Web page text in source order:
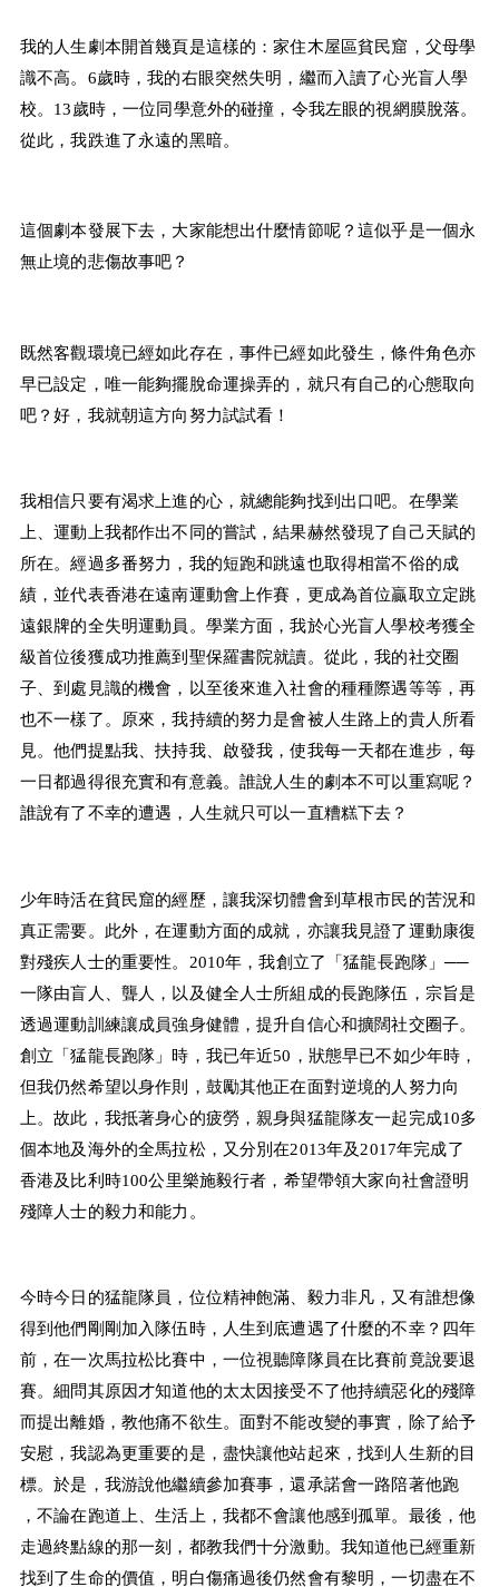
我的人生劇本開首幾頁是這樣的：家住木屋區貧民窟，父母學
識不高。 6歲時，我的右眼突然失明，繼而入讀了心光盲人學
校。 13歲時，一位同學意外的碰撞，令我左眼的視網膜脫落。
從此，我跌進了永遠的黑暗。
這個劇本發展下去，大家能想出什麼情節呢？這似乎是一個永
無止境的悲傷故事吧？
既然客觀環境已經如此存在，事件已經如此發生，條件角色亦
早已設定，唯一能夠擺脫命運操弄的，就只有自己的心態取向
吧？好，我就朝這方向努力試試看！
我相信只要有渴求上進的心，就總能夠找到出口吧。在學業
上、運動上我都作出不同的嘗試，結果赫然發現了自己天賦的
所在。經過多番努力，我的短跑和跳遠也取得相當不俗的成
績，並代表香港在遠南運動會上作賽，更成為首位贏取立定跳
遠銀牌的全失明運動員。學業方面，我於心光盲人學校考獲全
級首位後獲成功推薦到聖保羅書院就讀。從此，我的社交圈
子、到處見識的機會，以至後來進入社會的種種際遇等等，再
也不一樣了。原來，我持續的努力是會被人生路上的貴人所看
見。他們提點我、扶持我、啟發我，使我每一天都在進步，每
一日都過得很充實和有意義。誰說人生的劇本不可以重寫呢？
誰說有了不幸的遭遇，人生就只可以一直糟糕下去？
少年時活在貧民窟的經歷，讓我深切體會到草根市民的苦況和
真正需要。此外，在運動方面的成就，亦讓我見證了運動康復
對殘疾人士的重要性。 2010年，我創立了「猛龍長跑隊」──
一隊由盲人、聾人，以及健全人士所組成的長跑隊伍，宗旨是
透過運動訓練讓成員強身健體，提升自信心和擴闊社交圈子。
創立「猛龍長跑隊」時，我已年近50 ，狀態早已不如少年時，
但我仍然希望以身作則，鼓勵其他正在面對逆境的人努力向
上。故此，我抵著身心的疲勞，親身與猛龍隊友一起完成10多
個本地及海外的全馬拉松，又分別在2013年及 2017年完成了
香港及比利時100公里樂施毅行者，希望帶領大家向社會證明
殘障人士的毅力和能力。
今時今日的猛龍隊員，位位精神飽滿、毅力非凡，又有誰想像
得到他們剛剛加入隊伍時，人生到底遭遇了什麼的不幸？四年
前，在一次馬拉松比賽中，一位視聽障隊員在比賽前竟說要退
賽。細問其原因才知道他的太太因接受不了他持續惡化的殘障
而提出離婚，教他痛不欲生。面對不能改變的事實，除了給予
安慰，我認為更重要的是，盡快讓他站起來，找到人生新的目
標。於是，我游說他繼續參加賽事，還承諾會一路陪著他跑
，不論在跑道上、生活上，我都不會讓他感到孤單。最後，他
走過終點線的那一刻，都教我們十分激動。我知道他已經重新
找到了生命的價值，明白傷痛過後仍然會有黎明，一切盡在不